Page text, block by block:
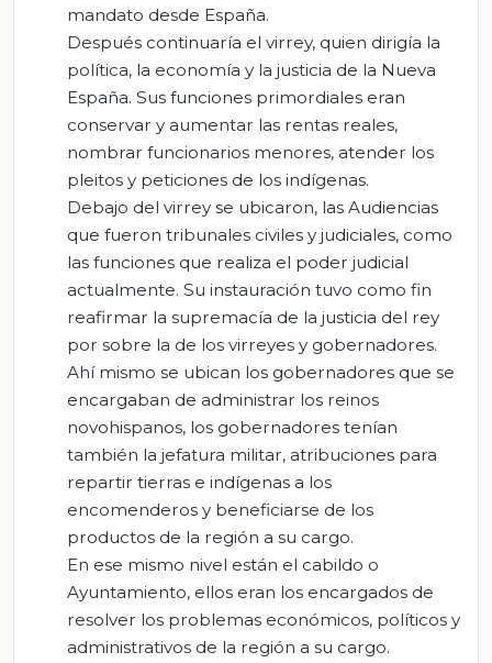
mandato desde España.
Después continuaría el virrey, quien dirigía la
política, la economía y la justicia de la Nueva
España. Sus funciones primordiales eran
conservar y aumentar las rentas reales,
nombrar funcionarios menores, atender los
pleitos y peticiones de los indígenas.
Debajo del virrey se ubicaron, las Audiencias
que fueron tribunales civiles y judiciales, como
las funciones que realiza el poder judicial
actualmente. Su instauración tuvo como fin
reafirmar la supremacía de la justicia del rey
por sobre la de los virreyes y gobernadores.
Ahí mismo se ubican los gobernadores que se
encargaban de administrar los reinos
novohispanos, los gobernadores tenían
también la jefatura militar, atribuciones para
repartir tierras e indígenas a los
encomenderos y beneficiarse de los
productos de la región a su cargo.
En ese mismo nivel están el cabildo o
Ayuntamiento, ellos eran los encargados de
resolver los problemas económicos, políticos y
administrativos de la región a su cargo.